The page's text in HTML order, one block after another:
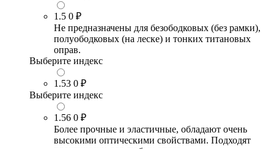
1.5 0 ₽
Не предназначены для безободковых (без рамки),
полуободковых (на леске) и тонких титановых
оправ.
Выберите индекс
1.53 0 ₽
Выберите индекс
1.56 0 ₽
Более прочные и эластичные, обладают очень
высокими оптическими свойствами. Подходят